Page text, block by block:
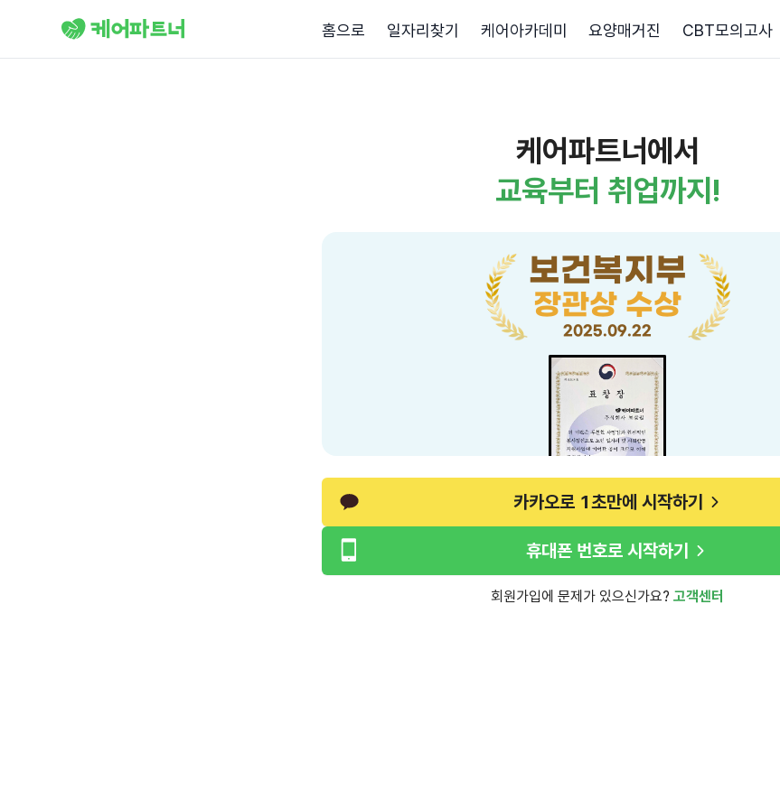
홈으로 일자리찾기 케어아카데미 요양매거진 CBT모의고사
케어파트너에서
교육부터 취업까지!
보건복지부
장관상 수상
2025.09.22
카카오로 1초만에 시작하기
휴대폰 번호로 시작하기
회원가입에 문제가 있으신가요? 고객센터